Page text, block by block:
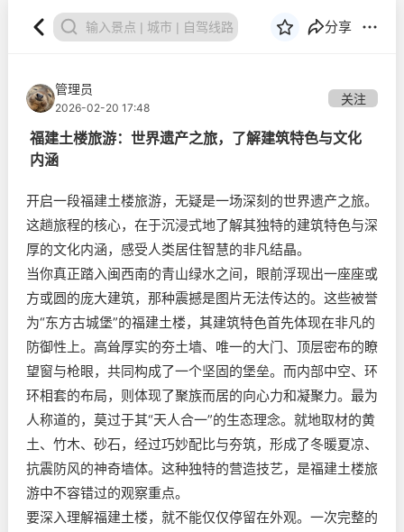
分享
管理员
2026-02-20 17:48
关注
福建土楼旅游：世界遗产之旅，了解建筑特色与文化
内涵
开启一段福建土楼旅游，无疑是一场深刻的世界遗产之旅。
这趟旅程的核心，在于沉浸式地了解其独特的建筑特色与深
厚的文化内涵，感受人类居住智慧的非凡结晶。
当你真正踏入闽西南的青山绿水之间，眼前浮现出一座座或
方或圆的庞大建筑，那种震撼是图片无法传达的。这些被誉
为“东方古城堡”的福建土楼，其建筑特色首先体现在非凡的
防御性上。高耸厚实的夯土墙、唯一的大门、顶层密布的瞭
望窗与枪眼，共同构成了一个坚固的堡垒。而内部中空、环
环相套的布局，则体现了聚族而居的向心力和凝聚力。最为
人称道的，莫过于其“天人合一”的生态理念。就地取材的黄
土、竹木、砂石，经过巧妙配比与夯筑，形成了冬暖夏凉、
抗震防风的神奇墙体。这种独特的营造技艺，是福建土楼旅
游中不容错过的观察重点。
要深入理解福建土楼，就不能仅仅停留在外观。一次完整的